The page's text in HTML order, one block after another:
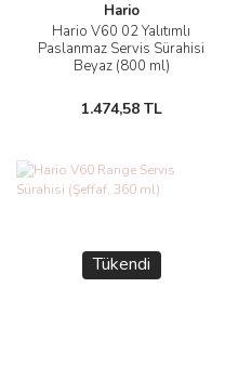
Hario
Hario V60 02 Yalıtımlı
Paslanmaz Servis Sürahisi
Beyaz (800 ml)
1.474,58 TL
Tükendi